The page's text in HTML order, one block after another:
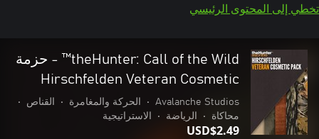
تخطي إلى المحتوى الرئيسي
theHunter: Call of the Wild™ - حزمة
Hirschfelden Veteran Cosmetic
Avalanche Studios
• الحركة والمغامرة • القناص
•
محاكاة
• الرياضة • الاستراتيجية
USD$2.49